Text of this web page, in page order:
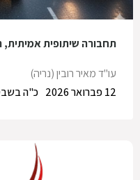
תחבורה שיתופית
עו"ד מאיר רובין (נריה)
כ"ה
12 פברואר 2026